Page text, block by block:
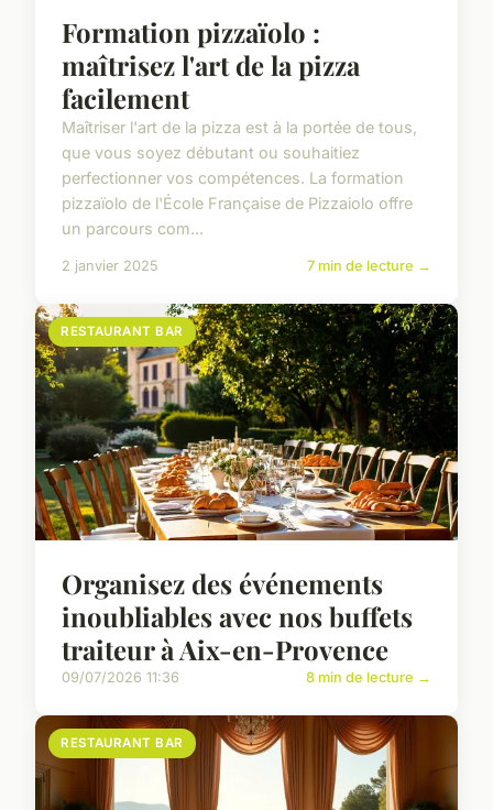
Formation pizzaïolo :
maîtrisez l'art de la pizza
facilement
Maîtriser l'art de la pizza est à la portée de tous,
que vous soyez débutant ou souhaitiez
perfectionner vos compétences. La formation
pizzaïolo de l'École Française de Pizzaiolo offre
un parcours com...
2 janvier 2025 7 min de lecture →
RESTAURANT BAR
Organisez des événements
inoubliables avec nos buffets
traiteur à Aix-en-Provence
09/07/2026 11:36 8 min de lecture →
RESTAURANT BAR